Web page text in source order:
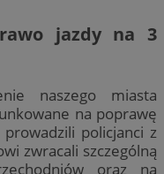
jazdy na 3
naszego miasta
na poprawę
policjanci z
zwracali szczególną
oraz na